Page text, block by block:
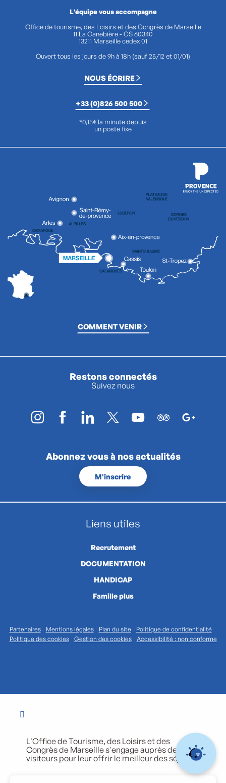
L'équipe vous accompagne
Office de tourisme, des Loisirs et des Congrès de Marseille
11 La Canebière - CS 60340
13211 Marseille cedex 01
Ouvert tous les jours de 9h à 18h (sauf 25/12 et 01/01)
NOUS ÉCRIRE
+33 (0)826 500 500
*0,15€ la minute depuis
un poste fixe
COMMENT VENIR
Restons connectés
Suivez nous
Abonnez vous à nos actualités
M'inscrire
Liens utiles
Recrutement
DOCUMENTATION
HANDICAP
Famille plus
Partenaires Mentions légales Plan du site
Politique de confidentialité
Politique des cookies
Gestion des cookies Accessibilité : non conforme
L'Office de Tourisme, des Loisirs et des
Congrès de Marseille s'engage auprès de ses
visiteurs pour leur offrir le meilleur des séjours.